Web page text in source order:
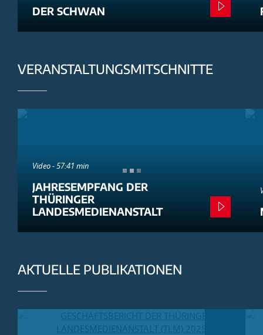
DER SCHWAN
VERANSTALTUNGSMITSCHNITTE
Video - 57:41 min
JAHRESEMPFANG DER
THÜRINGER
LANDESMEDIENANSTALT
AKTUELLE PUBLIKATIONEN